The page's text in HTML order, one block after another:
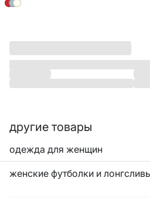
другие товары
одежда для женщин
женские футболки и